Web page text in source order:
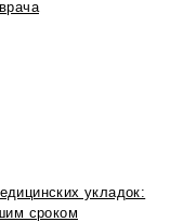
укладок:
сроком